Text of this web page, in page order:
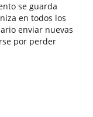
se guarda
en todos los
enviar nuevas
por perder